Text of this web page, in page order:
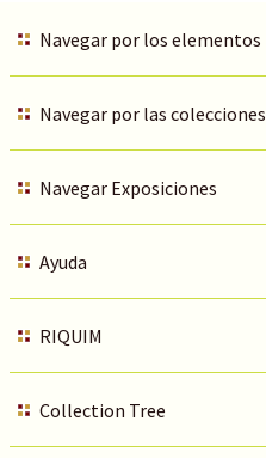
Navegar por los elementos
Navegar por las colecciones
Navegar Exposiciones
Ayuda
RIQUIM
Collection Tree